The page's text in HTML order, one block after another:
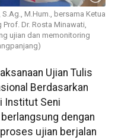
M.Hum., bersama Ketua
Prof. Dr. Rosta Minawati,
ujian dan memonitoring
Ujian Tulis
Berdasarkan
Institut Seni
dengan
ujian berjalan